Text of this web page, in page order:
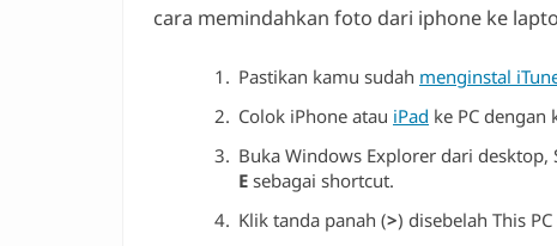
cara memindahkan foto dari iphone ke
Pastikan kamu sudah menginstal
Colok iPhone atau iPad ke PC dengan
Buka Windows Explorer dari
E sebagai shortcut.
Klik tanda panah (>) disebelah This